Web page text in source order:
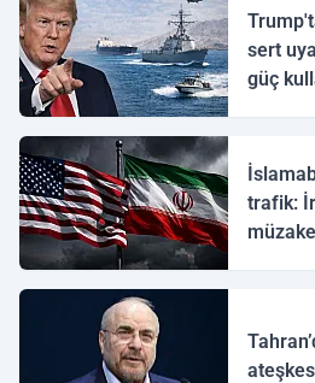
sert
güç
trafik:
ateşkes